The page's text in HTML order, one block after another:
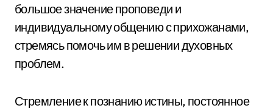
большое значение проповеди и
индивидуальному общению с прихожанами,
стремясь помочь им в решении духовных
проблем.
Стремление к познанию истины, постоянное